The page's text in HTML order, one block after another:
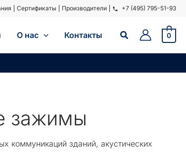
Сертификаты Производители +7 (495) 795-51-93
O нас Контакты Поиск 0
зажимы
коммуникаций зданий, акустических